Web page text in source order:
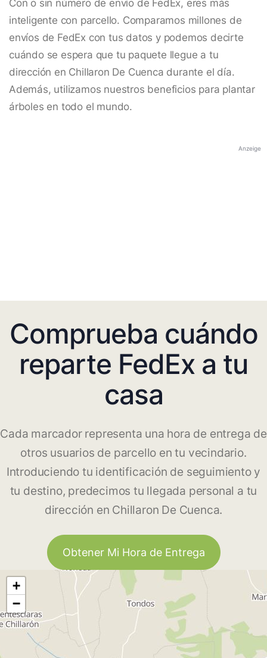
Con o sin número de envío de FedEx, eres más
inteligente con parcello. Comparamos millones de
envíos de FedEx con tus datos y podemos decirte
cuándo se espera que tu paquete llegue a tu
dirección en Chillaron De Cuenca durante el día.
Además, utilizamos nuestros beneficios para plantar
árboles en todo el mundo.
Anzeige
Comprueba cuándo
reparte FedEx a tu
casa
Cada marcador representa una hora de entrega de
otros usuarios de parcello en tu vecindario.
Introduciendo tu identificación de seguimiento y
tu destino, predecimos tu llegada personal a tu
dirección en Chillaron De Cuenca.
Obtener Mi Hora de Entrega
+
−